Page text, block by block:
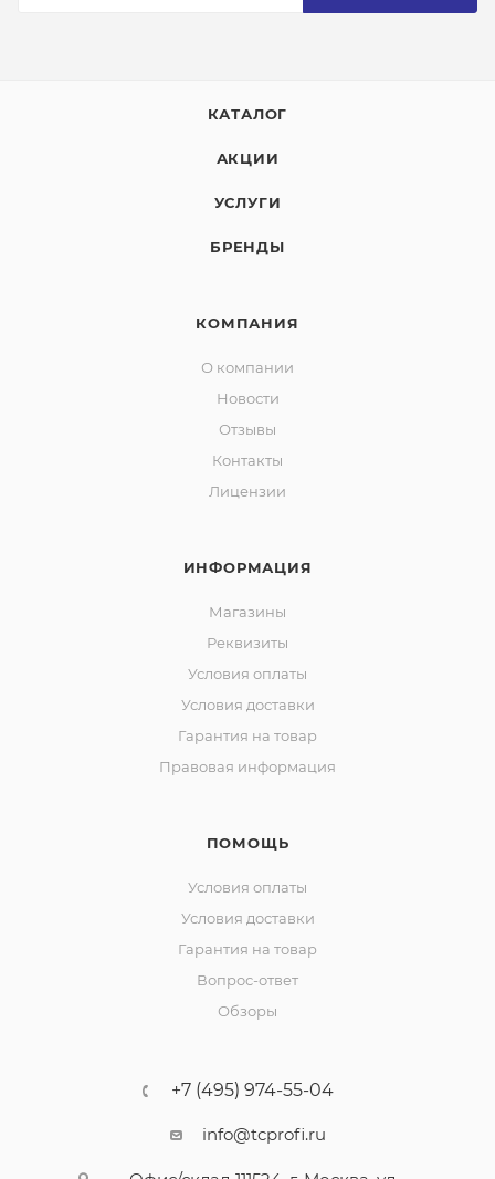
КАТАЛОГ
АКЦИИ
УСЛУГИ
БРЕНДЫ
КОМПАНИЯ
О компании
Новости
Отзывы
Контакты
Лицензии
ИНФОРМАЦИЯ
Магазины
Реквизиты
Условия оплаты
Условия доставки
Гарантия на товар
Правовая информация
ПОМОЩЬ
Условия оплаты
Условия доставки
Гарантия на товар
Вопрос-ответ
Обзоры
+7 (495) 974-55-04
info@tcprofi.ru